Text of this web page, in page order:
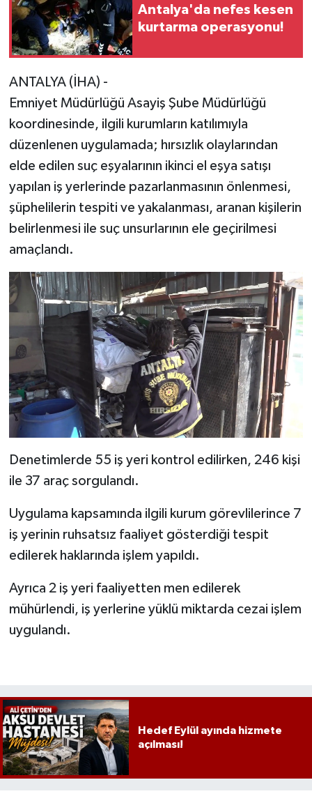
Antalya'da nefes kesen
kurtarma operasyonu!
ANTALYA (İHA) -
Emniyet Müdürlüğü Asayiş Şube Müdürlüğü
koordinesinde, ilgili kurumların katılımıyla
düzenlenen uygulamada; hırsızlık olaylarından
elde edilen suç eşyalarının ikinci el eşya satışı
yapılan iş yerlerinde pazarlanmasının önlenmesi,
şüphelilerin tespiti ve yakalanması, aranan kişilerin
belirlenmesi ile suç unsurlarının ele geçirilmesi
amaçlandı.
Denetimlerde 55 iş yeri kontrol edilirken, 246 kişi
ile 37 araç sorgulandı.
Uygulama kapsamında ilgili kurum görevlilerince 7
iş yerinin ruhsatsız faaliyet gösterdiği tespit
edilerek haklarında işlem yapıldı.
Ayrıca 2 iş yeri faaliyetten men edilerek
mühürlendi, iş yerlerine yüklü miktarda cezai işlem
uygulandı.
Hedef Eylül ayında hizmete
açılması!